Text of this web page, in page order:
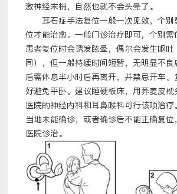
激神经末梢，自然也就不会头晕了。
耳石症手法复位一般一次见效，个
位才能治愈。一般门诊治疗即可，个别需
患者复位时会诱发眩晕，偶尔会发生呕吐
同），但一般持续时间短暂，无明显不良
后需休息半小时后再离开，并禁忌开车
好避免平卧。建议睡硬板床，用荞麦皮枕
医院的神经内科和耳鼻喉科可行该项治
当地未能确诊，或者确诊后不能正确复
医院诊治。